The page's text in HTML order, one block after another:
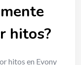
hitos?
hitos en Evony